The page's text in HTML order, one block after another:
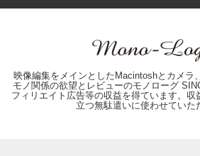
映像編集をメインとしたMacintoshとカメラ
モノ関係の欲望とレビューのモノローグ
フィリエイト広告等の収益を得ています。
立つ無駄遣いに使わせていた